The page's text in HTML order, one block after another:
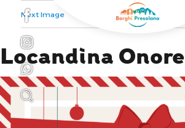
Next Image
Locandina Onore